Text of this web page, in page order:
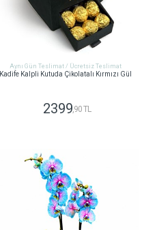
Aynı Gün Teslimat / Ücretsiz Teslimat
Kadife Kalpli Kutuda Çikolatalı Kırmızı Gül
2399 ,90 TL